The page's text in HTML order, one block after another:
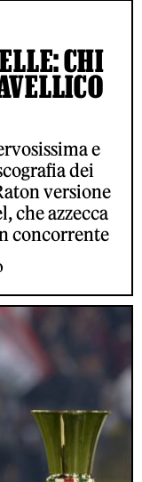
CHI
e
dei
versione
che azzecca
concorrente